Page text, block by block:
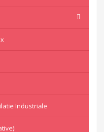
Industriale